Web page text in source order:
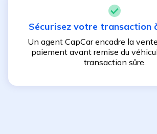
Sécurisez votre transaction
Un agent CapCar encadre la
paiement avant remise du
transaction sûre.